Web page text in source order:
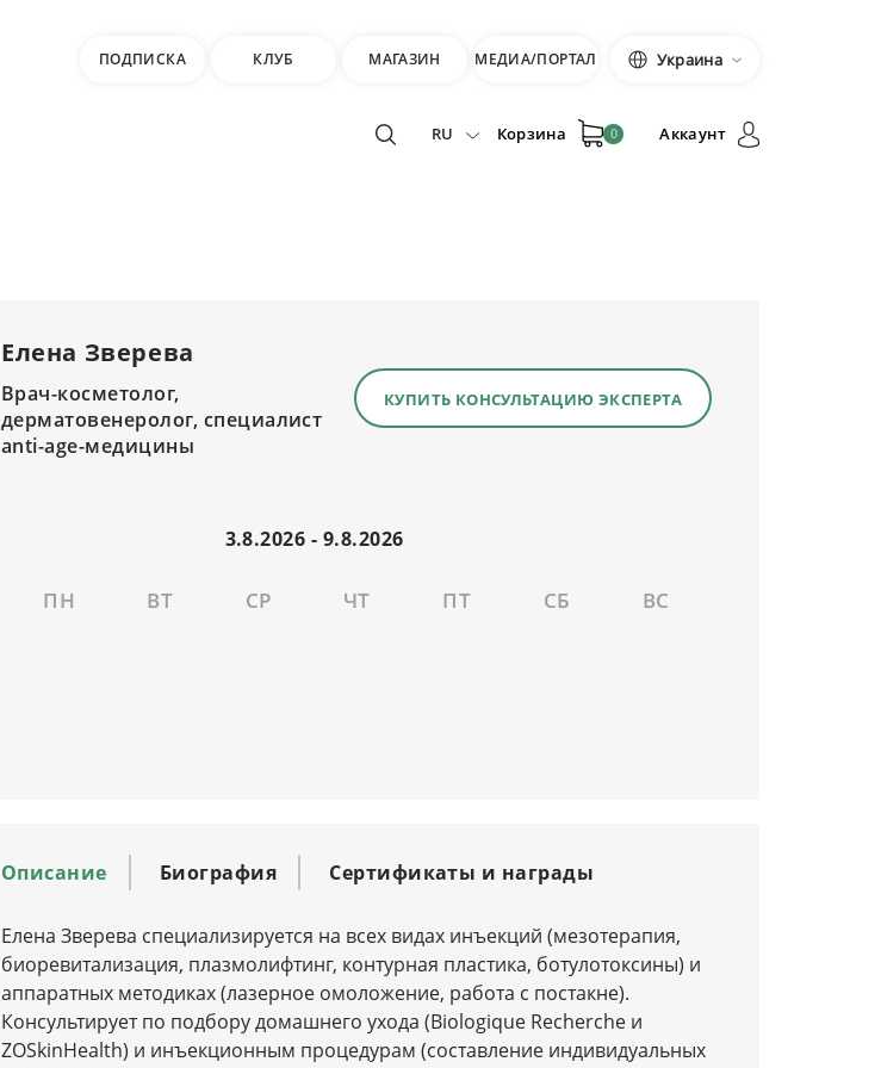
ПОДПИСКА КЛУБ МАГАЗИН МЕДИА/ПОРТАЛ Украина
RU Корзина 0 Аккаунт
Елена Зверева
Врач-косметолог,
дерматовенеролог, специалист
anti-age-медицины
КУПИТЬ КОНСУЛЬТАЦИЮ ЭКСПЕРТА
ПН ВТ СР ЧТ ПТ СБ ВС
Описание Биография Сертификаты и награды
Елена Зверева специализируется на всех видах инъекций (мезотерапия,
биоревитализация, плазмолифтинг, контурная пластика, ботулотоксины) и
аппаратных методиках (лазерное омоложение, работа с постакне).
Консультирует по подбору домашнего ухода (Biologique Recherche и
ZOSkinHealth) и инъекционным процедурам (составление индивидуальных